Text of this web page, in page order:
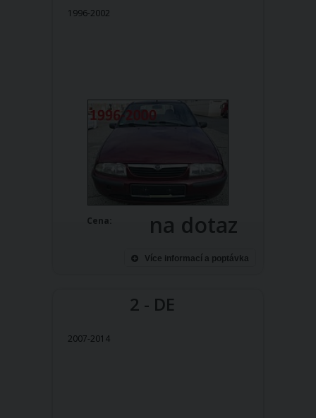
1996-2002
Cena: na dotaz
Více informací a poptávka
2 - DE
2007-2014